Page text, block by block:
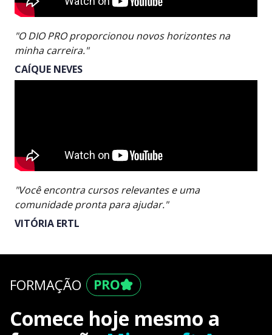
"O DIO PRO proporcionou novos horizontes na
minha carreira."
CAÍQUE NEVES
"Você encontra cursos relevantes e uma
comunidade pronta para ajudar."
VITÓRIA ERTL
FORMAÇÃO
Comece hoje mesmo a